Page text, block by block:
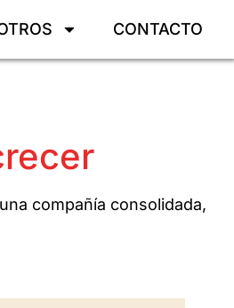
CONTACTO
compañía consolidada,